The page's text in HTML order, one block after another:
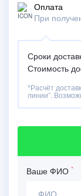
Оплата
При
Сроки
Стоимость
*Расчёт
линии”.
Ваше ФИО *